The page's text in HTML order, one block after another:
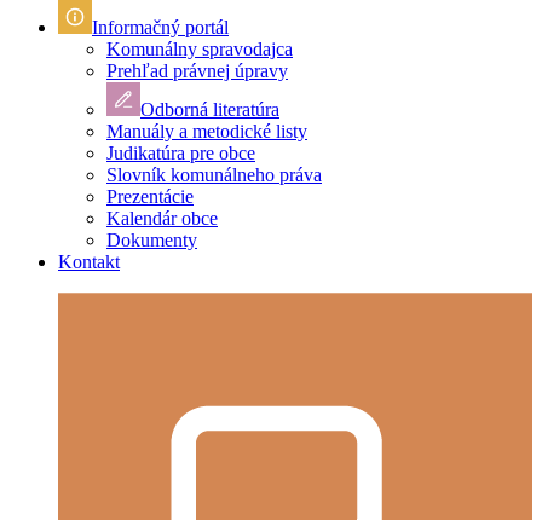
Informačný portál
Komunálny spravodajca
Prehľad právnej úpravy
Odborná literatúra
Manuály a metodické listy
Judikatúra pre obce
Slovník komunálneho práva
Prezentácie
Kalendár obce
Dokumenty
Kontakt